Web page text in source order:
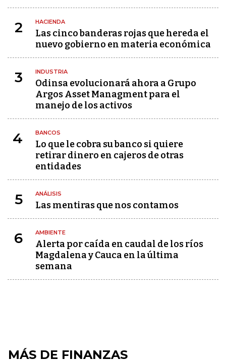
2 HACIENDA
Las cinco banderas rojas que hereda el
nuevo gobierno en materia económica
3 INDUSTRIA
Odinsa evolucionará ahora a Grupo
Argos Asset Managment para el
manejo de los activos
4 BANCOS
Lo que le cobra su banco si quiere
retirar dinero en cajeros de otras
entidades
5 ANÁLISIS
Las mentiras que nos contamos
6 AMBIENTE
Alerta por caída en caudal de los ríos
Magdalena y Cauca en la última
semana
MÁS DE FINANZAS